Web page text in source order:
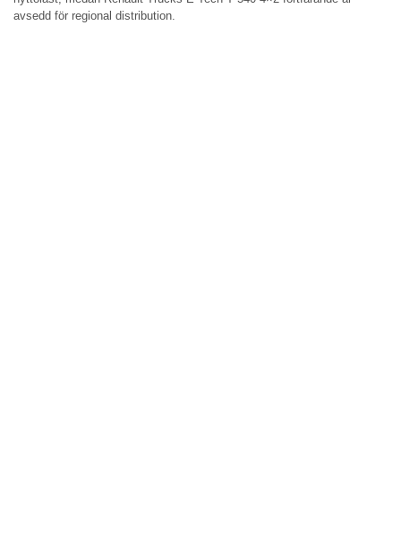
avsedd för regional distribution.